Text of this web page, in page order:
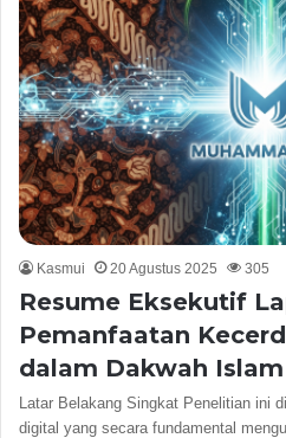
Kasmui 20 Agustus 2025 305
Resume Eksekutif
Pemanfaatan
dalam Dakwah
Latar Belakang Singkat Penelitian ini
digital yang secara fundamental